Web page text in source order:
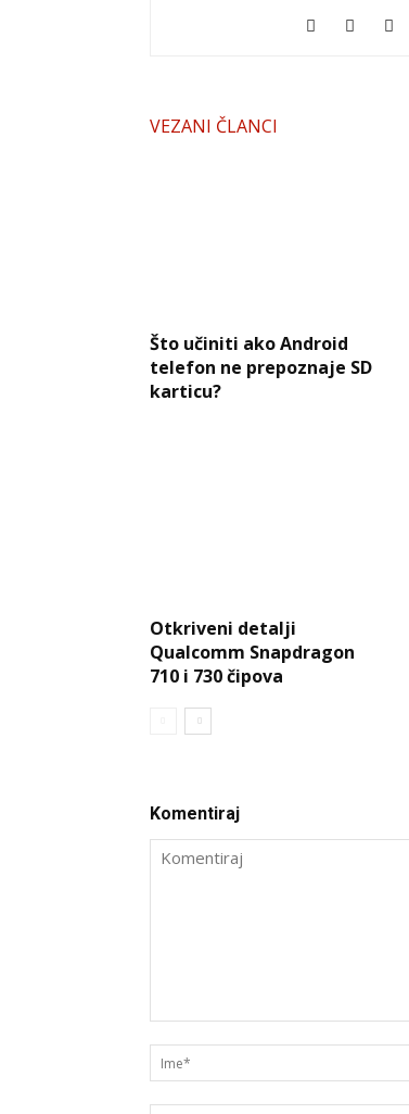
VEZANI ČLANCI
Što učiniti ako Android
telefon ne prepoznaje SD
karticu?
Otkriveni detalji
Qualcomm Snapdragon
710 i 730 čipova
Komentiraj